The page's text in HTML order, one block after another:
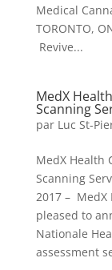
Medical
TORONTO,
Revive...
MedX
Scanning
par Luc St-
MedX Health
Scanning
2017 – MedX
pleased to
Nationale
assessment